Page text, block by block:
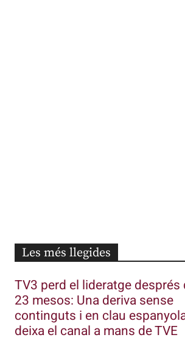
Les més llegides
TV3 perd el lideratge després
23 mesos: Una deriva sense
continguts i en clau
deixa el canal a mans de TVE